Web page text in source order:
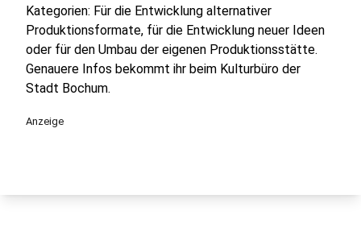
Kategorien: Für die Entwicklung alternativer
Produktionsformate, für die Entwicklung neuer Ideen
oder für den Umbau der eigenen Produktionsstätte.
Genauere Infos bekommt ihr beim Kulturbüro der
Stadt Bochum.
Anzeige